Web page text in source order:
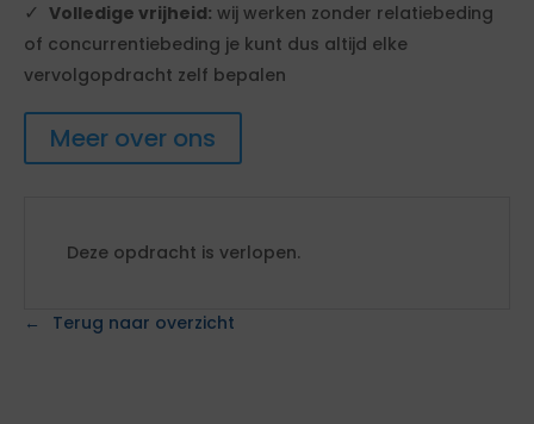
Volledige vrijheid: wij werken zonder relatiebeding
of concurrentiebeding je kunt dus altijd elke
vervolgopdracht zelf bepalen
Meer over ons
Deze opdracht is verlopen.
Terug naar overzicht